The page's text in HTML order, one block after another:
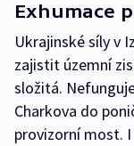
Exhumace
Ukrajinské síly v
zajistit územní
složitá.
Charkova do
provizorní most.